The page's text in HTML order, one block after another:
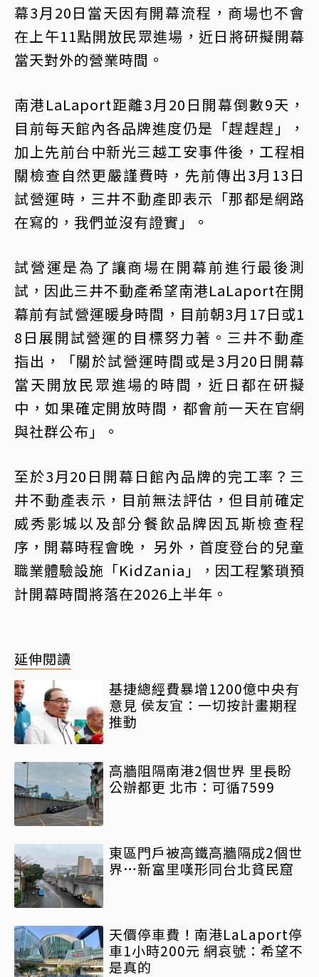
幕3月20日當天因有開幕流程，商場也不會
在上午11點開放民眾進場，近日將研擬開幕
當天對外的營業時間。
南港LaLaport距離3月20日開幕倒數9天，
目前每天館內各品牌進度仍是「趕趕趕」，
加上先前台中新光三越工安事件後，工程相
關檢查自然更嚴謹費時，先前傳出3月13日
試營運時，三井不動產即表示「那都是網路
在寫的，我們並沒有證實」。
試營運是為了讓商場在開幕前進行最後測
試，因此三井不動產希望南港LaLaport在開
幕前有試營運暖身時間，目前朝3月17日或1
8日展開試營運的目標努力著。三井不動產
指出，「關於試營運時間或是3月20日開幕
當天開放民眾進場的時間，近日都在研擬
中，如果確定開放時間，都會前一天在官網
與社群公布」。
至於3月20日開幕日館內品牌的完工率？三
井不動產表示，目前無法評估，但目前確定
威秀影城以及部分餐飲品牌因瓦斯檢查程
序，開幕時程會晚， 另外，首度登台的兒童
職業體驗設施「KidZania」，因工程繁瑣預
計開幕時間將落在2026上半年。
延伸閱讀
基捷總經費暴增1200億中央有
意見 侯友宜：一切按計畫期程
推動
高牆阻隔南港2個世界 里長盼
公辦都更 北市：可循7599
東區門戶被高鐵高牆隔成2個世
界…新富里嘆形同台北貧民窟
天價停車費！南港LaLaport停
車1小時200元 網哀號：希望不
是真的